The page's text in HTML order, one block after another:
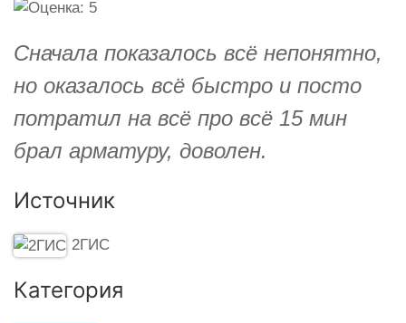
Сначала показалось всё непонятно,
но оказалось всё быстро и посто
потратил на всё про всё 15 мин
брал арматуру, доволен.
Источник
2ГИС
Категория